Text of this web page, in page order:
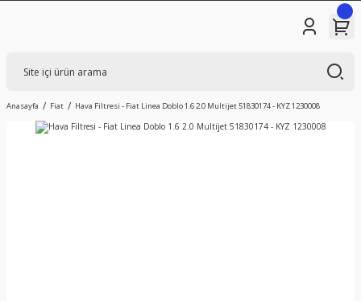
Anasayfa Fiat Hava Filtresi - Fiat Linea Doblo 1.6 2.0 Multijet 51830174 - KYZ 1230008